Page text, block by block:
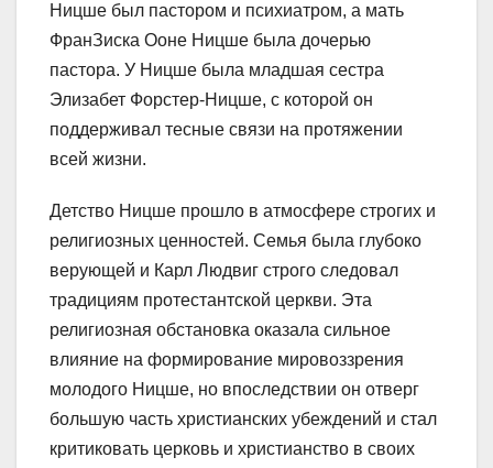
Ницше был пастором и психиатром, а мать
ФранЗиска Ооне Ницше была дочерью
пастора. У Ницше была младшая сестра
Элизабет Форстер-Ницше, с которой он
поддерживал тесные связи на протяжении
всей жизни.
Детство Ницше прошло в атмосфере строгих и
религиозных ценностей. Семья была глубоко
верующей и Карл Людвиг строго следовал
традициям протестантской церкви. Эта
религиозная обстановка оказала сильное
влияние на формирование мировоззрения
молодого Ницше, но впоследствии он отверг
большую часть христианских убеждений и стал
критиковать церковь и христианство в своих